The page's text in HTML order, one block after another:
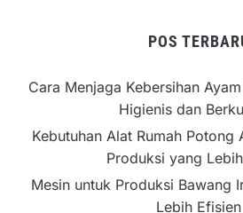
POS
Cara Menjaga Kebersihan
Higienis dan
Kebutuhan Alat Rumah Potong
Produksi yang
Mesin untuk Produksi Bawang
Lebih Efisien